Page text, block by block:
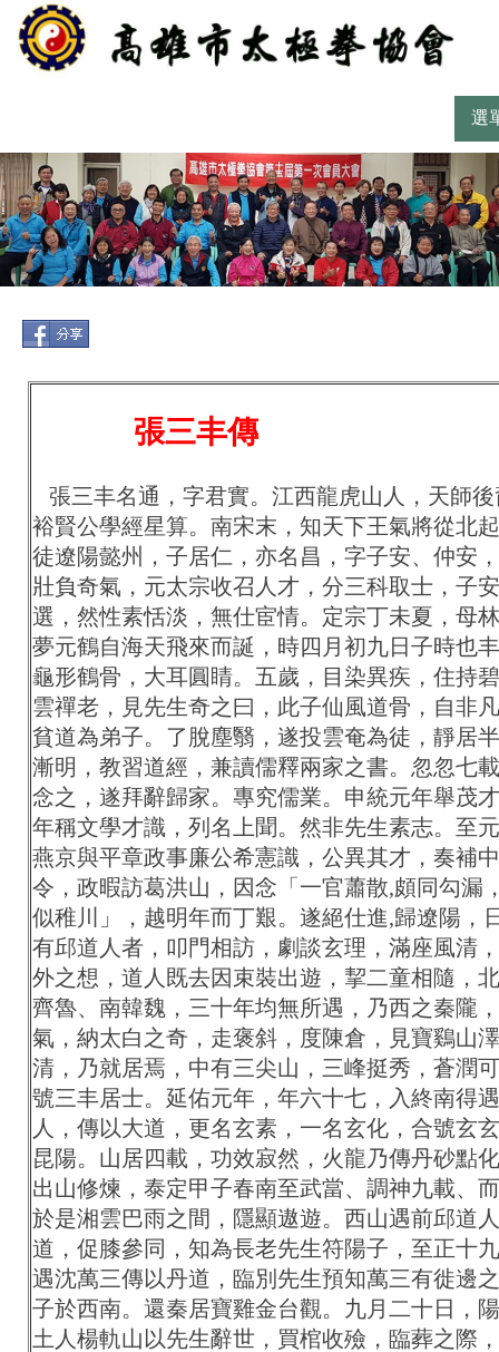
選
張三丰傳
張三丰名通，字君實。江西龍虎山人，天師
裕賢公學經星算。南宋末，知天下王氣將從北
徒遼陽懿州，子居仁，亦名昌，字子安、仲安
壯負奇氣，元太宗收召人才，分三科取士，子
選，然性素恬淡，無仕宦情。定宗丁未夏，母
夢元鶴自海天飛來而誕，時四月初九日子時也
龜形鶴骨，大耳圓睛。五歲，目染異疾，住持
雲禪老，見先生奇之曰，此子仙風道骨，自非
貧道為弟子。了脫塵翳，遂投雲奄為徒，靜居
漸明，教習道經，兼讀儒釋兩家之書。忽忽七
念之，遂拜辭歸家。專究儒業。申統元年舉茂
年稱文學才識，列名上聞。然非先生素志。至
燕京與平章政事廉公希憲識，公異其才，奏補
令，政暇訪葛洪山，因念「一官蕭散,頗同勾漏
似稚川」，越明年而丁艱。遂絕仕進,歸遼陽，
有邱道人者，叩門相訪，劇談玄理，滿座風清
外之想，道人既去因束裝出遊，挈二童相隨，
齊魯、南韓魏，三十年均無所遇，乃西之秦隴
氣，納太白之奇，走褒斜，度陳倉，見寶鷄山
清，乃就居焉，中有三尖山，三峰挺秀，蒼潤
號三丰居士。延佑元年，年六十七，入終南得
人，傳以大道，更名玄素，一名玄化，合號玄
昆陽。山居四載，功效寂然，火龍乃傳丹砂點
出山修煉，泰定甲子春南至武當、調神九載、
於是湘雲巴雨之間，隱顯遨遊。西山遇前邱道
道，促膝參同，知為長老先生符陽子，至正十
遇沈萬三傳以丹道，臨別先生預知萬三有徙邊
子於西南。還秦居寶雞金台觀。九月二十日，
土人楊軌山以先生辭世，買棺收殮，臨葬之際